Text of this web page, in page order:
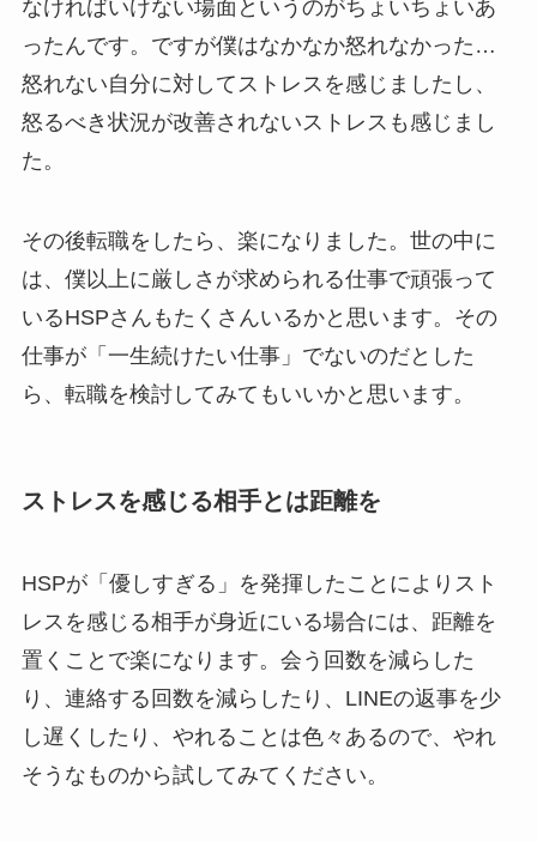
なければいけない場面というのがちょいちょいあ
ったんです。ですが僕はなかなか怒れなかった…
怒れない自分に対してストレスを感じましたし、
怒るべき状況が改善されないストレスも感じまし
た。
その後転職をしたら、楽になりました。世の中に
は、僕以上に厳しさが求められる仕事で頑張って
いるHSPさんもたくさんいるかと思います。その
仕事が「一生続けたい仕事」でないのだとした
ら、転職を検討してみてもいいかと思います。
ストレスを感じる相手とは距離を
HSPが「優しすぎる」を発揮したことによりスト
レスを感じる相手が身近にいる場合には、距離を
置くことで楽になります。会う回数を減らした
り、連絡する回数を減らしたり、LINEの返事を少
し遅くしたり、やれることは色々あるので、やれ
そうなものから試してみてください。